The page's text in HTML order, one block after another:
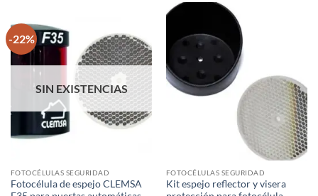
-22%
SIN EXISTENCIAS
FOTOCÉLULAS SEGURIDAD
Fotocélula de espejo CLEMSA
FOTOCÉLULAS SEGURIDAD
Kit espejo reflector y visera